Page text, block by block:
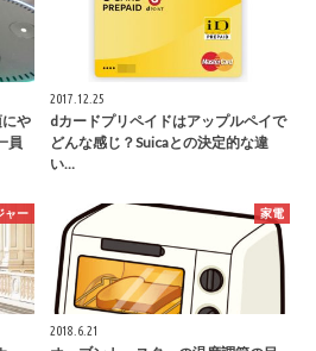
や
員
2017.12.25
dカードプリペイドはアップルペイで
どんな感じ？Suicaとの決定的な違
い…
ャー 家電
2018.6.21